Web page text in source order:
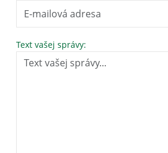
Text vašej správy: